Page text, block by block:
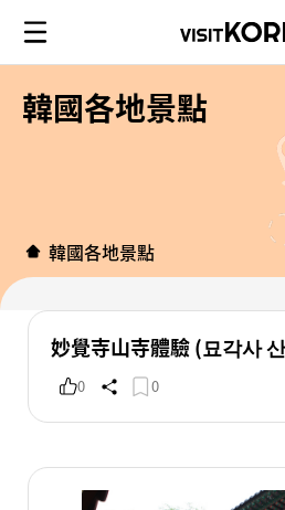
韓國各地景點
韓國各地景點
妙覺寺山寺體驗 (묘각사
0 0